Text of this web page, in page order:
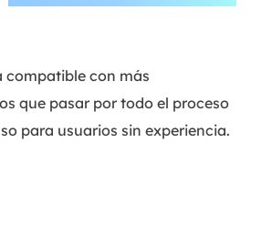
Grabador y convertidor
compatible con más
que pasar por todo el proceso
para usuarios sin experiencia.